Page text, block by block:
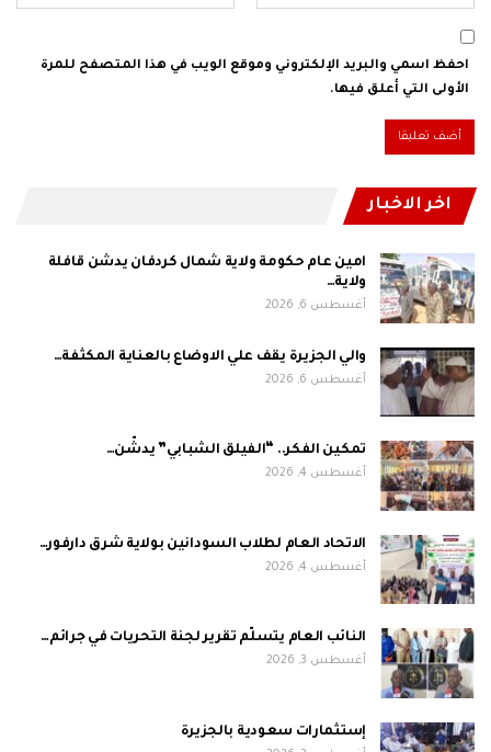
احفظ اسمي والبريد الإلكتروني وموقع الويب في هذا المتصفح للمرة
الأولى التي أعلق فيها.
اخر الاخبار
امين عام حكومة ولاية شمال كردفان يدشن قافلة
ولاية…
أغسطس 6, 2026
والي الجزيرة يقف علي الاوضاع بالعناية المكثفة…
أغسطس 6, 2026
تمكين الفكر.. “الفيلق الشبابي” يدشّن…
أغسطس 4, 2026
الاتحاد العام لطلاب السودانين بولاية شرق دارفور…
أغسطس 4, 2026
النائب العام يتسلّم تقرير لجنة التحريات في جرائم…
أغسطس 3, 2026
إستثمارات سعودية بالجزيرة